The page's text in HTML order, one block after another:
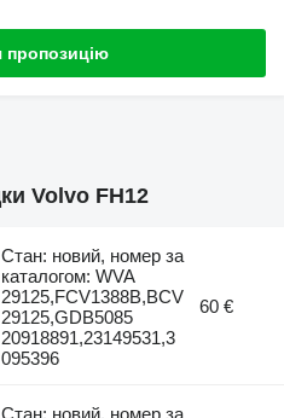
пропозицію
Volvo FH12
Стан: новий, номер за
каталогом: WVA
29125,FCV1388B,BCV
29125,GDB5085
20918891,23149531,3
095396
60 €
Стан: новий, номер за